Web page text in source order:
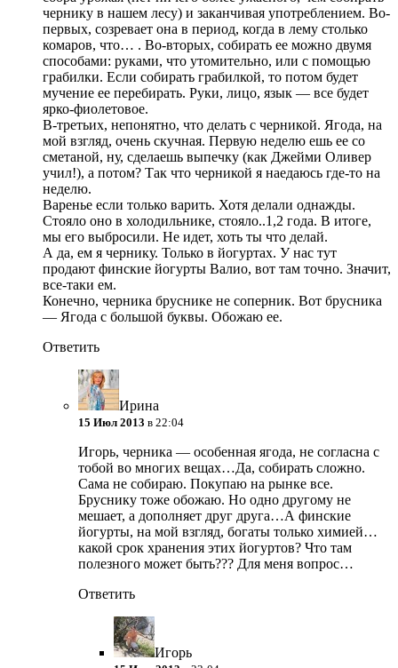
чернику в нашем лесу) и заканчивая употреблением. Во-
первых, созревает она в период, когда в лему столько
комаров, что… . Во-вторых, собирать ее можно двумя
способами: руками, что утомительно, или с помощью
грабилки. Если собирать грабилкой, то потом будет
мучение ее перебирать. Руки, лицо, язык — все будет
ярко-фиолетовое.
В-третьих, непонятно, что делать с черникой. Ягода, на
мой взгляд, очень скучная. Первую неделю ешь ее со
сметаной, ну, сделаешь выпечку (как Джейми Оливер
учил!), а потом? Так что черникой я наедаюсь где-то на
неделю.
Варенье если только варить. Хотя делали однажды.
Стояло оно в холодильнике, стояло..1,2 года. В итоге,
мы его выбросили. Не идет, хоть ты что делай.
А да, ем я чернику. Только в йогуртах. У нас тут
продают финские йогурты Валио, вот там точно. Значит,
все-таки ем.
Конечно, черника бруснике не соперник. Вот брусника
— Ягода с большой буквы. Обожаю ее.
Ответить
Ирина
15 Июл 2013 в 22:04
Игорь, черника — особенная ягода, не согласна с
тобой во многих вещах…Да, собирать сложно.
Сама не собираю. Покупаю на рынке все.
Бруснику тоже обожаю. Но одно другому не
мешает, а дополняет друг друга…А финские
йогурты, на мой взгляд, богаты только химией…
какой срок хранения этих йогуртов? Что там
полезного может быть??? Для меня вопрос…
Ответить
Игopь